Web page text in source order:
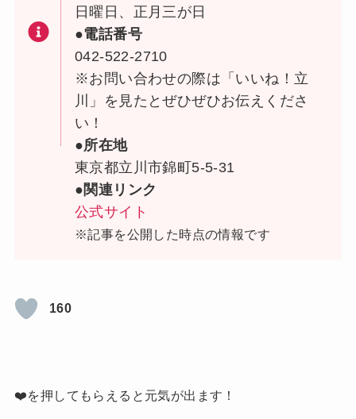
日曜日、正月三が日
●電話番号
042-522-2710
※お問い合わせの際は「いいね！立
川」を見たとぜひぜひお伝えくださ
い！
●所在地
東京都立川市錦町5-5-31
●関連リンク
公式サイト
※記事を公開した時点の情報です
160
❤️を押してもらえると元気が出ます！